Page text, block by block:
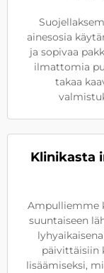
ainesosia
ja sopivaa
ilmattomia
takaa
Klinikasta
Ampulliemme
suuntaiseen
päivittäisiin
lisäämiseksi,